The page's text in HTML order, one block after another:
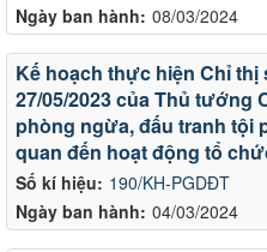
Ngày ban hành: 08/03/2024
Số kí hiệu: 190/KH-PGDĐT
Ngày ban hành: 04/03/2024
Kế hoạch thực hiện Chỉ thị
27/05/2023 của Thủ tướng
phòng ngừa, đấu tranh tội
quan đến hoạt động tổ